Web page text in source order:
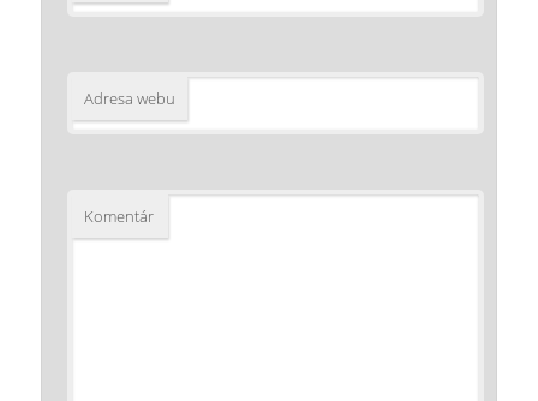
Adresa webu
Komentár